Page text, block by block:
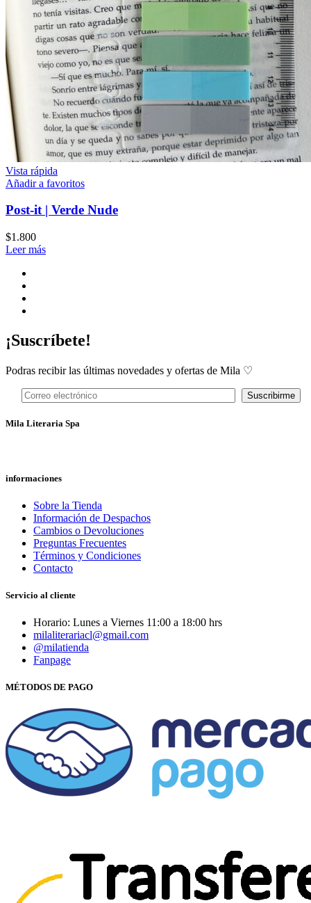
Vista rápida
Añadir a favoritos
Post-it | Verde Nude
$1.800
Leer más
¡Suscríbete!
Podras recibir las últimas novedades y ofertas de Mila ♡
Mila Literaria Spa
informaciones
Sobre la Tienda
Información de Despachos
Cambios o Devoluciones
Preguntas Frecuentes
Términos y Condiciones
Contacto
Servicio al cliente
Horario: Lunes a Viernes 11:00 a 18:00 hrs
milaliterariacl@gmail.com
@milatienda
Fanpage
MÉTODOS DE PAGO